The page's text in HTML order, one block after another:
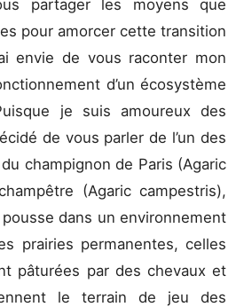
partager les moyens que
pour amorcer cette transition
envie de vous raconter mon
d’un écosystème
je suis amoureux des
de vous parler de l’un des
champignon de Paris (Agaric
(Agaric campestris),
dans un environnement
prairies permanentes, celles
pâturées par des chevaux et
le terrain de jeu des